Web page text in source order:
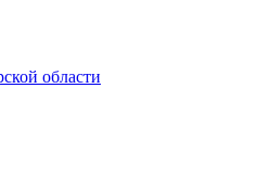
области